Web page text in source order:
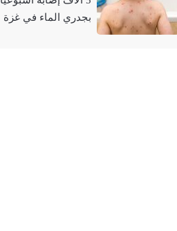
بجدري الماء في غزة